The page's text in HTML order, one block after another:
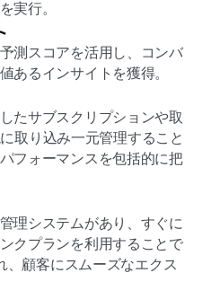
実行。
測スコアを活用し、コンバ
あるインサイトを獲得。
たサブスクリプションや取
取り込み一元管理すること
フォーマンスを包括的に把
理システムがあり、すぐに
クプランを利用することで
、顧客にスムーズなエクス